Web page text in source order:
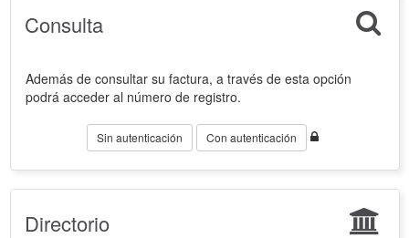
Consulta
Además de consultar su factura, a través de esta opción
podrá acceder al número de registro.
Sin autenticación Con autenticación
Directorio